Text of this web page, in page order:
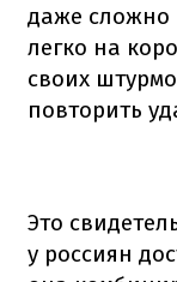
даже сложно
легко на
своих
повторить
Это
у россиян